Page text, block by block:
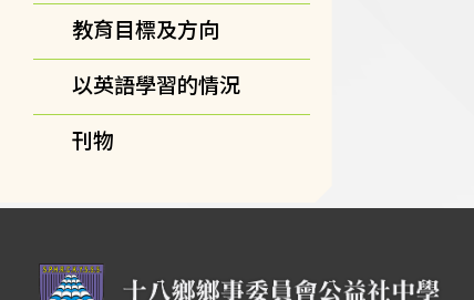
教育目標及方向
以英語學習的情況
刊物